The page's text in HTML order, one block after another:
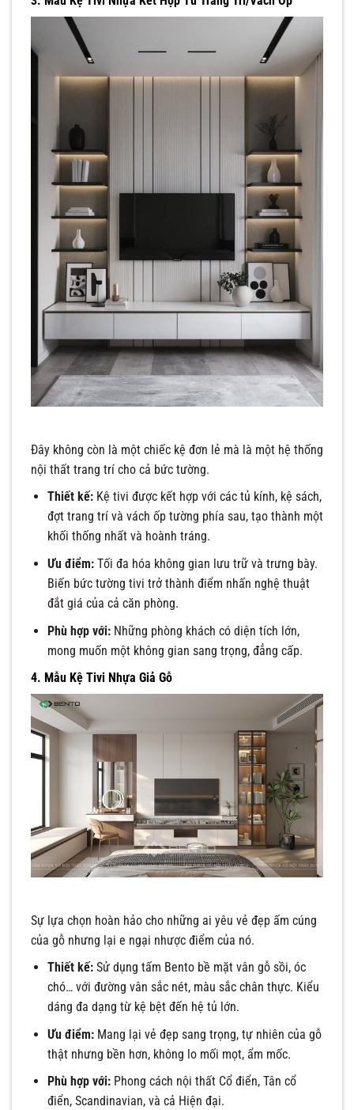
Đây không còn là một chiếc kệ đơn lẻ mà là một hệ thống
nội thất trang trí cho cả bức tường.
Thiết kế:Kệ tivi được kết hợp với các tủ kính, kệ sách,
đợt trang trí và vách ốp tường phía sau, tạo thành một
khối thống nhất và hoành tráng.
Ưu điểm:Tối đa hóa không gian lưu trữ và trưng bày.
Biến bức tường tivi trở thành điểm nhấn nghệ thuật
đắt giá của cả căn phòng.
Phù hợp với:Những phòng khách có diện tích lớn,
mong muốn một không gian sang trọng, đẳng cấp.
4. Mẫu Kệ Tivi Nhựa Giả Gỗ
Sự lựa chọn hoàn hảo cho những ai yêu vẻ đẹp ấm cúng
của gỗ nhưng lại e ngại nhược điểm của nó.
Thiết kế:Sử dụng tấm Bento bề mặt vân gỗ sồi, óc
chó… với đường vân sắc nét, màu sắc chân thực. Kiểu
dáng đa dạng từ kệ bệt đến hệ tủ lớn.
Ưu điểm:Mang lại vẻ đẹp sang trọng, tự nhiên của gỗ
thật nhưng bền hơn, không lo mối mọt, ẩm mốc.
Phù hợp với:Phong cách nội thất Cổ điển, Tân cổ
điển, Scandinavian, và cả Hiện đại.